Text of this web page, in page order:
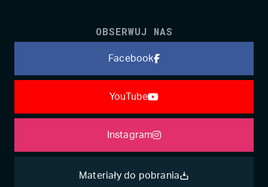
OBSERWUJ NAS
Facebook
YouTube
Instagram
Materiały do pobrania